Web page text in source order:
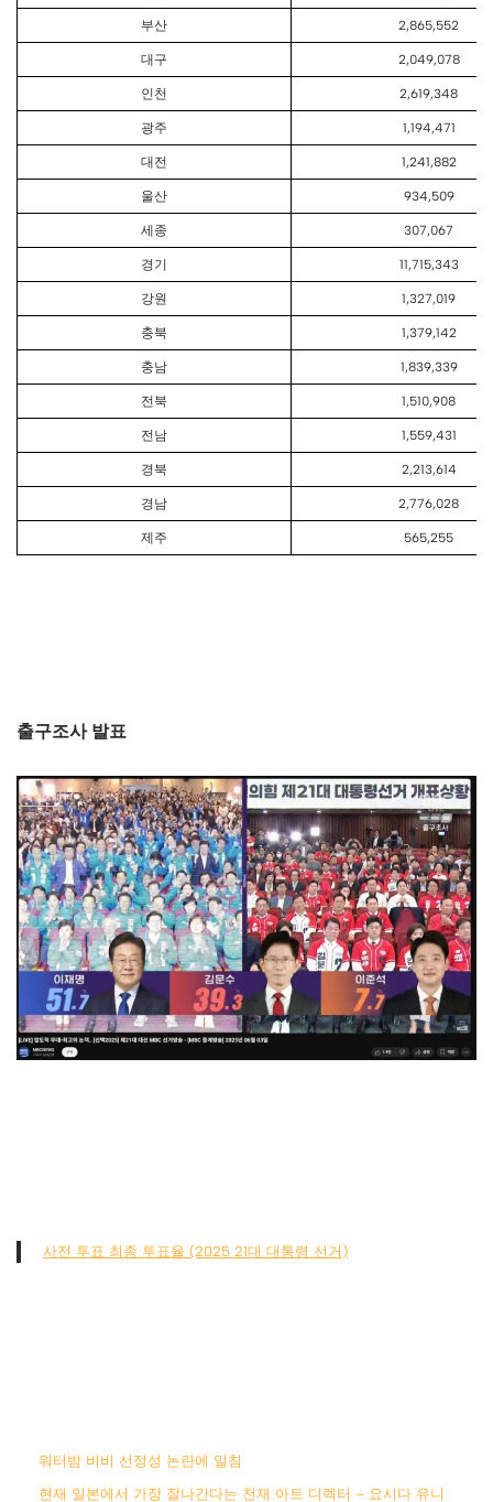
부산 2,865,552
대구 2,049,078
인천 2,619,348
광주 1,194,471
대전 1,241,882
울산 934,509
세종 307,067
경기 11,715,343
강원 1,327,019
충북 1,379,142
충남 1,839,339
전북 1,510,908
전남 1,559,431
경북 2,213,614
경남 2,776,028
제주 565,255
출구조사 발표
사전 투표 최종 투표율 (2025 21대 대통령 선거)
워터밤 비비 선정성 논란에 일침
현재 일본에서 가장 잘나간다는 천재 아트 디렉터 – 요시다 유니